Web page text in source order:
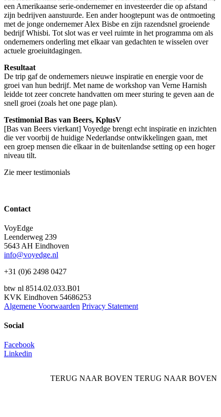
een Amerikaanse serie-ondernemer en investeerder die op afstand
zijn bedrijven aanstuurde. Een ander hoogtepunt was de ontmoeting
met de jonge ondernemer Alex Bisbe en zijn razendsnel groeiende
bedrijf Whisbi. Tot slot was er veel ruimte in het programma om als
ondernemers onderling met elkaar van gedachten te wisselen over
actuele groeiuitdagingen.
Resultaat
De trip gaf de ondernemers nieuwe inspiratie en energie voor de
groei van hun bedrijf. Met name de workshop van Verne Harnish
leidde tot zeer concrete handvatten om meer sturing te geven aan de
snell groei (zoals het one page plan).
Testimonial Bas van Beers, KplusV
[Bas van Beers vierkant] Voyedge brengt echt inspiratie en inzichten
die ver voorbij de huidige Nederlandse ontwikkelingen gaan, met
een groep mensen die elkaar in de buitenlandse setting op een hoger
niveau tilt.
Zie meer testimonials
Contact
VoyEdge
Leenderweg 239
5643 AH Eindhoven
info@voyedge.nl
+31 (0)6 2498 0427
btw nl 8514.02.033.B01
KVK Eindhoven 54686253
Algemene Voorwaarden Privacy Statement
Social
Facebook
Linkedin
TERUG NAAR BOVEN TERUG NAAR BOVEN